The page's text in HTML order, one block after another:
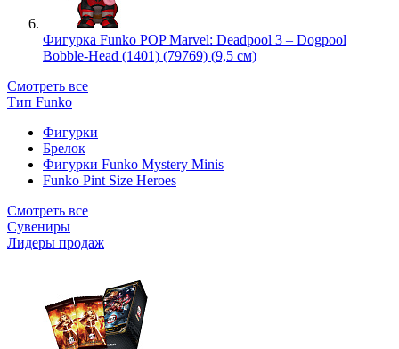
Фигурка Funko POP Marvel: Deadpool 3 – Dogpool
Bobble-Head (1401) (79769) (9,5 см)
Смотреть все
Тип Funko
Фигурки
Брелок
Фигурки Funko Mystery Minis
Funko Pint Size Heroes
Смотреть все
Сувениры
Лидеры продаж